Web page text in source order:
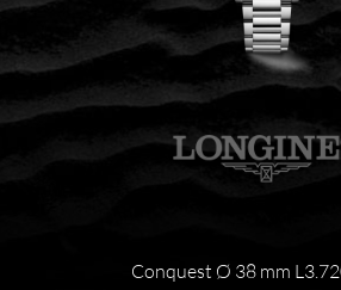
Conquest Ø 38 mm